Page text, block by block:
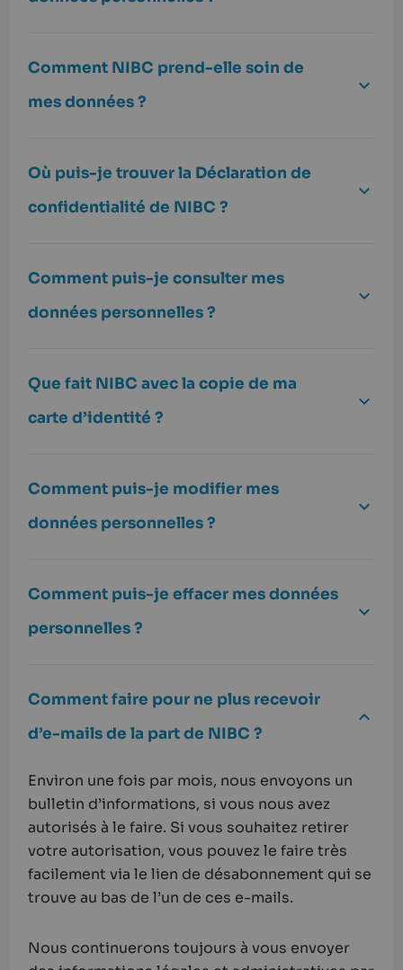
Comment NIBC prend-elle soin de
mes données ?
Où puis-je trouver la Déclaration de
confidentialité de NIBC ?
Comment puis-je consulter mes
données personnelles ?
Que fait NIBC avec la copie de ma
carte d’identité ?
Comment puis-je modifier mes
données personnelles ?
Comment puis-je effacer mes données
personnelles ?
Comment faire pour ne plus recevoir
d’e-mails de la part de NIBC ?
Environ une fois par mois, nous envoyons un
bulletin d’informations, si vous nous avez
autorisés à le faire. Si vous souhaitez retirer
votre autorisation, vous pouvez le faire très
facilement via le lien de désabonnement qui se
trouve au bas de l’un de ces e-mails.
Nous continuerons toujours à vous envoyer